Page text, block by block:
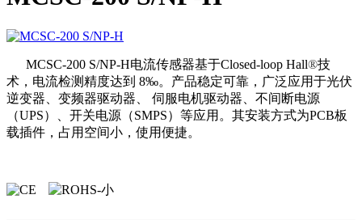
MCSC-200 S/NP-H电流传感器基于Closed-loop Hall®技
术，电流检测精度达到 8‰。产品稳定可靠，广泛应用于光伏
逆变器、变频器驱动器、 伺服电机驱动器、不间断电源
（UPS）、开关电源（SMPS）等应用。其安装方式为PCB板
载插件，占用空间小，使用便捷。